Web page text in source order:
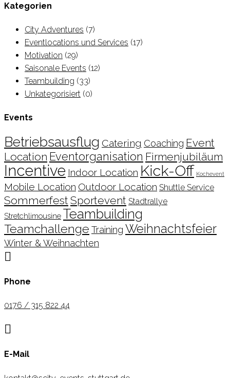
Kategorien
City Adventures (7)
Eventlocations und Services (17)
Motivation (29)
Saisonale Events (12)
Teambuilding (33)
Unkategorisiert (0)
Events
Betriebsausflug Catering Coaching Event
Location Eventorganisation Firmenjubiläum
Incentive Indoor Location Kick-Off Kochevent
Mobile Location Outdoor Location Shuttle Service
Sommerfest Sportevent Stadtrallye
Stretchlimousine Teambuilding
Teamchallenge Training Weihnachtsfeier
Winter & Weihnachten

Phone
0176 / 315 822 44

E-Mail